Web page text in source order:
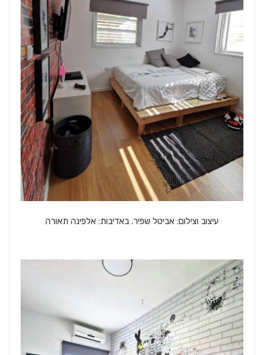
עיצוב וצילום: אביטל שפיר. באדיבות: אלפינה תאורה